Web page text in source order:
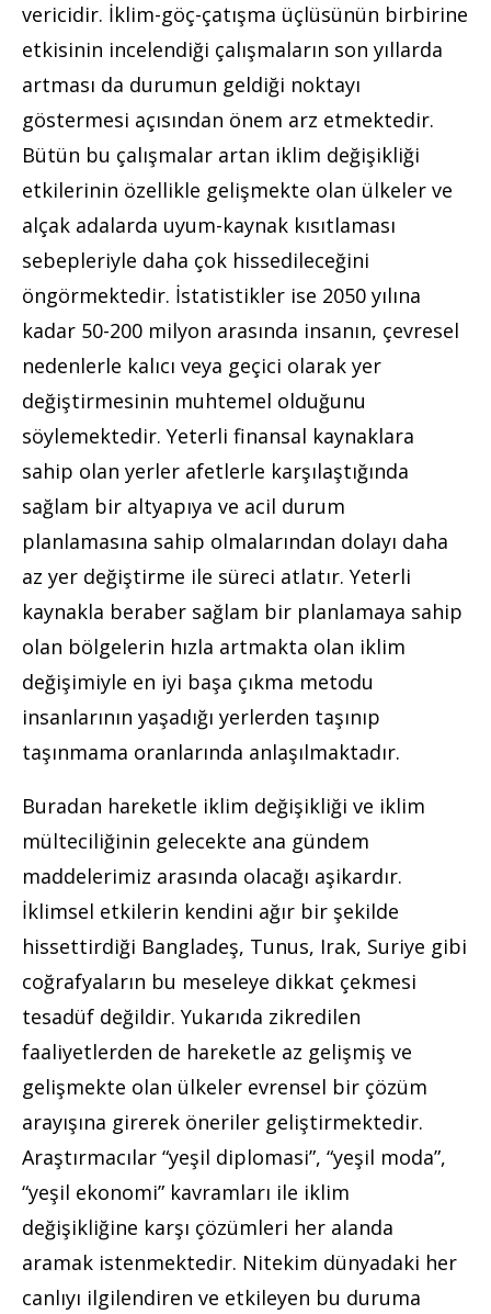
vericidir. İklim-göç-çatışma üçlüsünün birbirine
etkisinin incelendiği çalışmaların son yıllarda
artması da durumun geldiği noktayı
göstermesi açısından önem arz etmektedir.
Bütün bu çalışmalar artan iklim değişikliği
etkilerinin özellikle gelişmekte olan ülkeler ve
alçak adalarda uyum-kaynak kısıtlaması
sebepleriyle daha çok hissedileceğini
öngörmektedir. İstatistikler ise 2050 yılına
kadar 50-200 milyon arasında insanın, çevresel
nedenlerle kalıcı veya geçici olarak yer
değiştirmesinin muhtemel olduğunu
söylemektedir. Yeterli finansal kaynaklara
sahip olan yerler afetlerle karşılaştığında
sağlam bir altyapıya ve acil durum
planlamasına sahip olmalarından dolayı daha
az yer değiştirme ile süreci atlatır. Yeterli
kaynakla beraber sağlam bir planlamaya sahip
olan bölgelerin hızla artmakta olan iklim
değişimiyle en iyi başa çıkma metodu
insanlarının yaşadığı yerlerden taşınıp
taşınmama oranlarında anlaşılmaktadır.
Buradan hareketle iklim değişikliği ve iklim
mülteciliğinin gelecekte ana gündem
maddelerimiz arasında olacağı aşikardır.
İklimsel etkilerin kendini ağır bir şekilde
hissettirdiği Bangladeş, Tunus, Irak, Suriye gibi
coğrafyaların bu meseleye dikkat çekmesi
tesadüf değildir. Yukarıda zikredilen
faaliyetlerden de hareketle az gelişmiş ve
gelişmekte olan ülkeler evrensel bir çözüm
arayışına girerek öneriler geliştirmektedir.
Araştırmacılar “yeşil diplomasi”, “yeşil moda”,
“yeşil ekonomi” kavramları ile iklim
değişikliğine karşı çözümleri her alanda
aramak istenmektedir. Nitekim dünyadaki her
canlıyı ilgilendiren ve etkileyen bu duruma